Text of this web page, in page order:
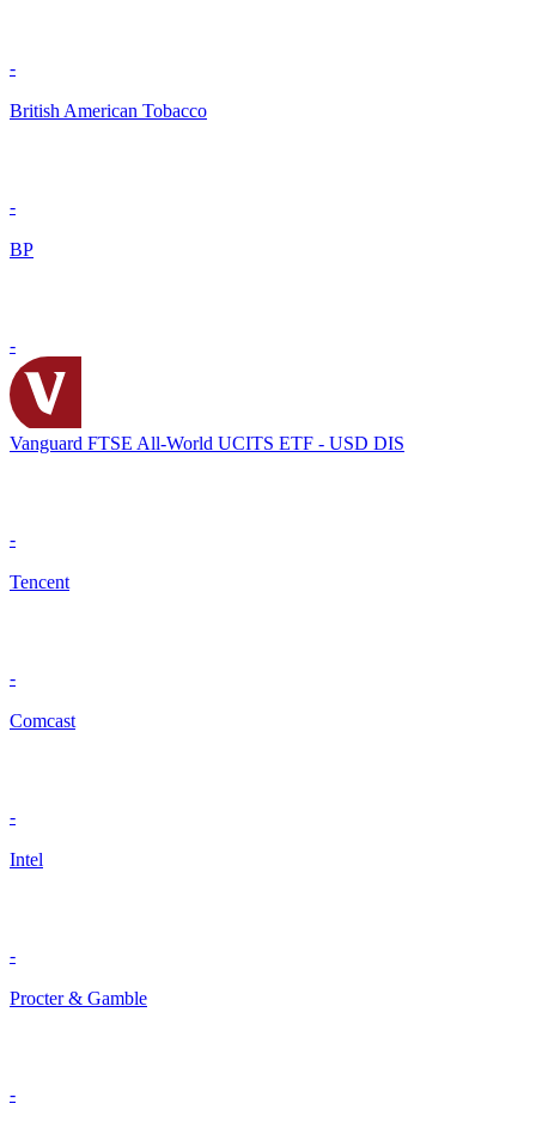
-
British American Tobacco
-
BP
-
Vanguard FTSE All-World UCITS ETF - USD DIS
-
Tencent
-
Comcast
-
Intel
-
Procter & Gamble
-